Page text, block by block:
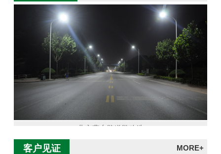
北京燕东路道路改造
客户见证 MORE+